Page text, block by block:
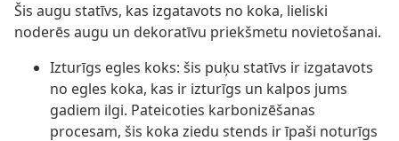
Šis augu statīvs, kas izgatavots no koka, lieliski
noderēs augu un dekoratīvu priekšmetu novietošanai.
Izturīgs egles koks: šis puķu statīvs ir izgatavots
no egles koka, kas ir izturīgs un kalpos jums
gadiem ilgi. Pateicoties karbonizēšanas
procesam, šis koka ziedu stends ir īpaši noturīgs